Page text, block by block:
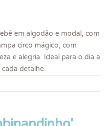
em algodão e modal, com
circo mágico, com
e alegria. Ideal para o dia a
detalhe.